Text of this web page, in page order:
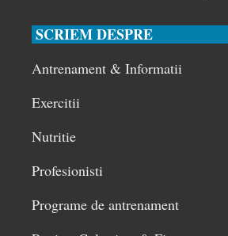
SCRIEM DESPRE
Antrenament & Informatii
Exercitii
Nutritie
Profesionisti
Programe de antrenament